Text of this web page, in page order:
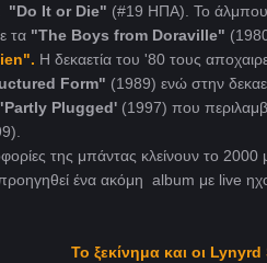
"Do It or Die" (#19 ΗΠΑ). Το άλμπουμ
τα "The Boys from Doraville"
Η δεκαετία του '80 τους
Form" (1989) ενώ στην
Plugged' (1997) που
της μπάντας κλείνουν το 2000
προηγηθεί ένα ακόμη album με live
Το ξεκίνημα και οι